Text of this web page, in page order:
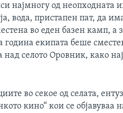
најмногу од неопходната
вода, пристапен пат, да
во еден базен камп, а
година екипата беше
над селото Оровник, како
во секое од селата,
кино“ кои се објавуваа